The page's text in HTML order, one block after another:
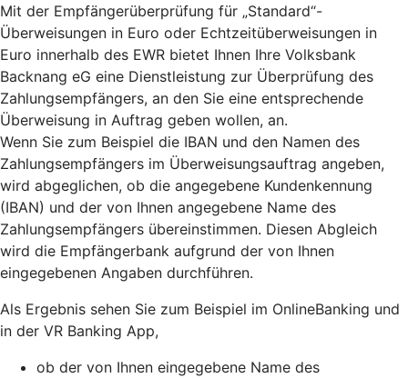
Mit der Empfängerüberprüfung für „Standard“-
Überweisungen in Euro oder Echtzeitüberweisungen in
Euro innerhalb des EWR bietet Ihnen Ihre Volksbank
Backnang eG eine Dienstleistung zur Überprüfung des
Zahlungsempfängers, an den Sie eine entsprechende
Überweisung in Auftrag geben wollen, an.
Wenn Sie zum Beispiel die IBAN und den Namen des
Zahlungsempfängers im Überweisungsauftrag angeben,
wird abgeglichen, ob die angegebene Kundenkennung
(IBAN) und der von Ihnen angegebene Name des
Zahlungsempfängers übereinstimmen. Diesen Abgleich
wird die Empfängerbank aufgrund der von Ihnen
eingegebenen Angaben durchführen.
Als Ergebnis sehen Sie zum Beispiel im OnlineBanking und
in der VR Banking App,
ob der von Ihnen eingegebene Name des